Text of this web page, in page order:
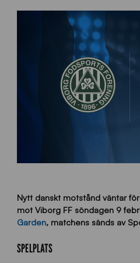
Nytt danskt motstånd väntar
mot Viborg FF söndagen 9
Garden, matchens sänds av
SPELPLATS